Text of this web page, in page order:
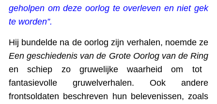
geholpen om deze oorlog te overleven en niet gek
te worden”.
Hij bundelde na de oorlog zijn verhalen, noemde ze
Een geschiedenis van de Grote Oorlog van de Ring
en schiep zo gruwelijke waarheid om tot
fantasievolle gruwelverhalen. Ook andere
frontsoldaten beschreven hun belevenissen, zoals